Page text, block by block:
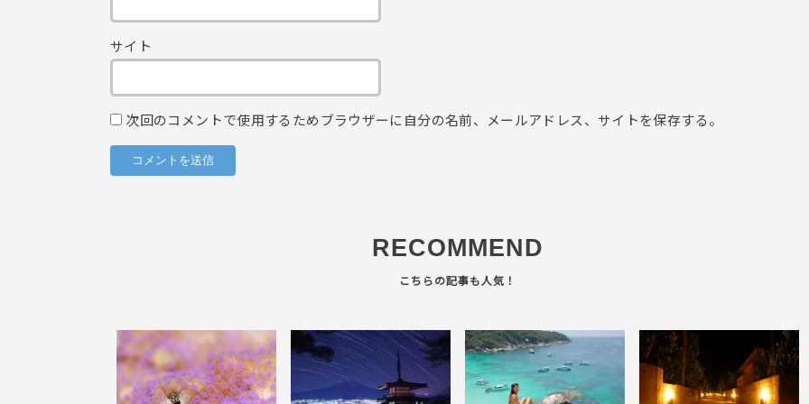
サイト
次回のコメントで使用するためブラウザーに自分の名前、メールアドレス、サイトを保存する。
RECOMMEND